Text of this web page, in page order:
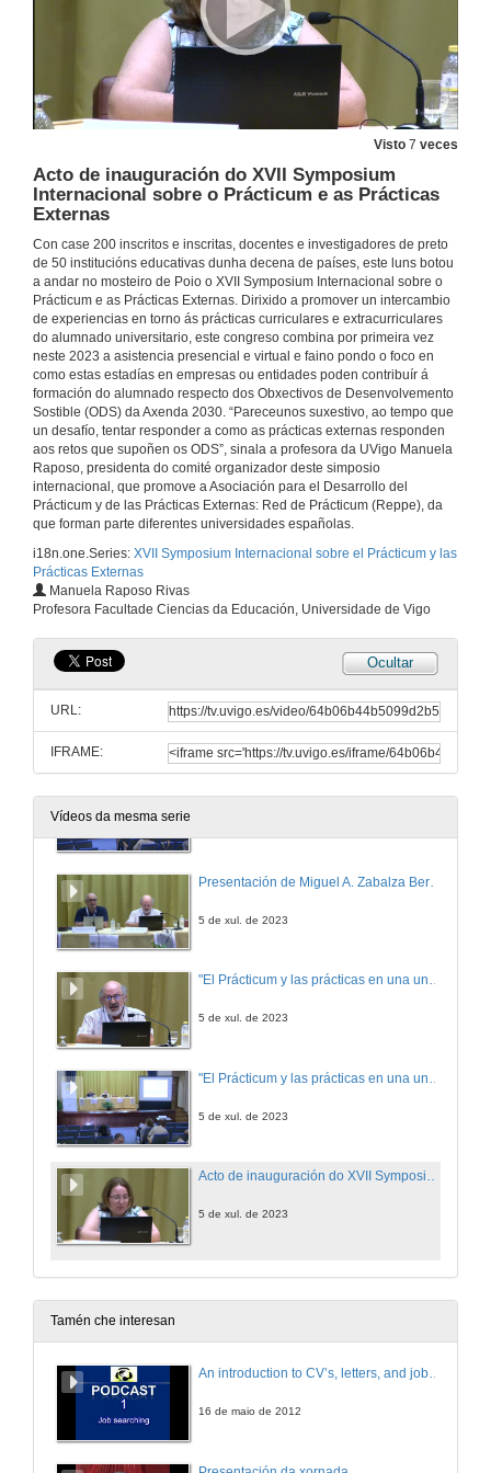
Visto 7 veces
Acto de inauguración do XVII Symposium
Internacional sobre o Prácticum e as Prácticas
Externas
Con case 200 inscritos e inscritas, docentes e investigadores de preto
de 50 institucións educativas dunha decena de países, este luns botou
a andar no mosteiro de Poio o XVII Symposium Internacional sobre o
Prácticum e as Prácticas Externas. Dirixido a promover un intercambio
de experiencias en torno ás prácticas curriculares e extracurriculares
do alumnado universitario, este congreso combina por primeira vez
neste 2023 a asistencia presencial e virtual e faino pondo o foco en
como estas estadías en empresas ou entidades poden contribuír á
formación do alumnado respecto dos Obxectivos de Desenvolvemento
Sostible (ODS) da Axenda 2030. “Pareceunos suxestivo, ao tempo que
un desafío, tentar responder a como as prácticas externas responden
aos retos que supoñen os ODS”, sinala a profesora da UVigo Manuela
Raposo, presidenta do comité organizador deste simposio
internacional, que promove a Asociación para el Desarrollo del
Prácticum y de las Prácticas Externas: Red de Prácticum (Reppe), da
que forman parte diferentes universidades españolas.
i18n.one.Series: XVII Symposium Internacional sobre el Prácticum y las
Prácticas Externas
Manuela Raposo Rivas
Profesora Facultade Ciencias da Educación, Universidade de Vigo
Ocultar
URL:
IFRAME:
Vídeos da mesma serie
5 de xul. de 2023
Intervención de Alba Álvarez Rodríguez
Intervención de Alba Álvarez Rodríguez. Quenda de cuestións
Intervención de Maider Arozena
5 de xul. de 2023
Intervención de Maider Arozena. Quenda de cuestións
5 de xul. de 2023
5 de xul. de 2023
5 de xul. de 2023
5 de xul. de 2023
"El Prácticum y las prácticas en una universidad que se compromete con la Agenda 2030"
5 de xul. de 2023
5 de xul. de 2023
Acto de inauguración do XVII Symposium Internacional sobre o Prácticum e as Prácticas Externas
5 de xul. de 2023
Tamén che interesan
An introduction to CV’s, letters, and job searching
16 de maio de 2012